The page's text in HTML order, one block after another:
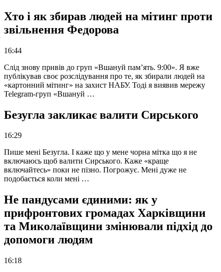
Хто і як збирав людей на мітинг проти
звільнення Федорова
16:44
Слід знову привів до груп «Вшануй пам’ять. 9:00». Я вже
публікував своє розслідування про те, як збирали людей на
«картонний мітинг» на захист НАБУ. Тоді я виявив мережу
Telegram-груп «Вшануй …
Безугла закликає валити Сирського
16:29
Пише мені Безугла. І каже що у мене чорна мітка що я не
включаюсь щоб валити Сирського. Каже «краще
включайтесь» поки не пізно. Погрожує. Мені дуже не
подобається коли мені …
Не пандусами єдиними: як у
прифронтових громадах Харківщини
та Миколаївщини змінювали підхід до
допомоги людям
16:18